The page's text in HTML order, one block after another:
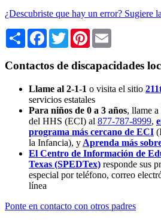
¿Descubriste que hay un error? Sugiere
Share Facebook
TwitterPinterest
Contactos de discapacidades
Llame al 2-1-1 o visita el sitio
servicios estatales
Para niños de 0 a 3 años, llame
del HHS (ECI) al 877-787-8999,
programa más cercano de ECI
la Infancia), y Aprenda más
El Centro de Información de
Texas (SPEDTex) responde sus
especial por teléfono, correo
línea
Ponte en contacto con otros padres